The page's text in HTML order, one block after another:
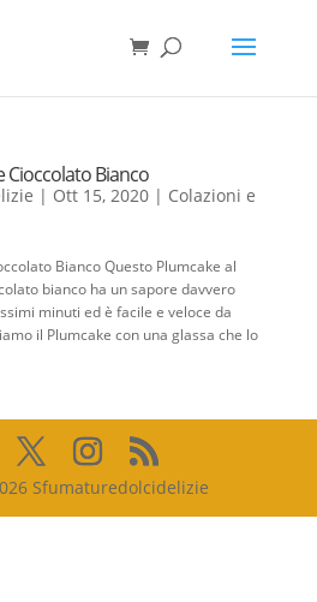
Cioccolato Bianco
| Ott 15, 2020| Colazioni e
Bianco Questo Plumcake al
bianco ha un sapore davvero
minuti ed è facile e veloce da
il Plumcake con una glassa che lo
Sfumaturedolcidelizie